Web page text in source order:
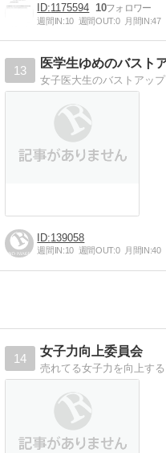
1175594 10
週間IN:10 週間OUT:0 月間IN:47
13
医学生ゆめのバスト
139058
週間IN:10 週間OUT:0 月間IN:40
14
女子力向上委員会